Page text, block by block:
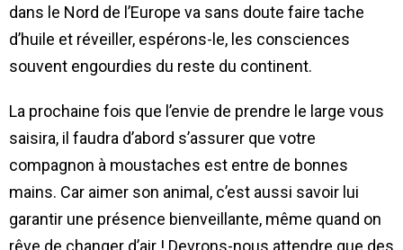
dans le Nord de l’Europe va sans doute faire tache
d’huile et réveiller, espérons-le, les consciences
souvent engourdies du reste du continent.
La prochaine fois que l’envie de prendre le large vous
saisira, il faudra d’abord s’assurer que votre
compagnon à moustaches est entre de bonnes
mains. Car aimer son animal, c’est aussi savoir lui
garantir une présence bienveillante, même quand on
rêve de changer d’air ! Devrons-nous attendre que des